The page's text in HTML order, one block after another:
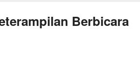
Berbicara